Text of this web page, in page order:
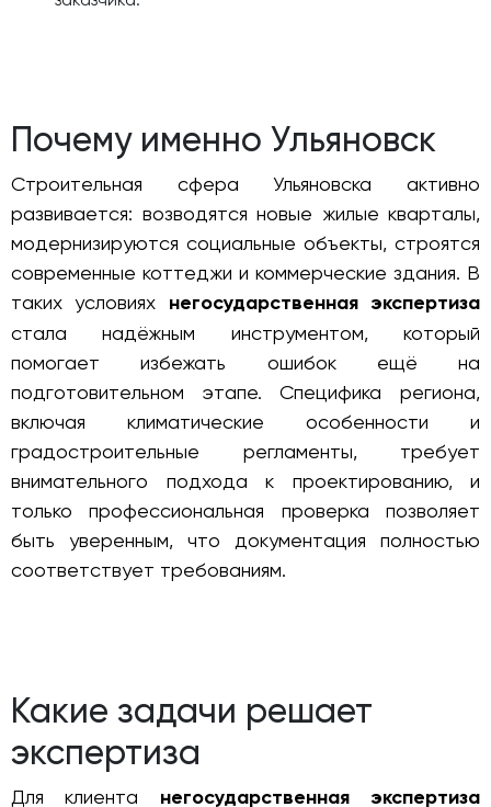
Почему именно Ульяновск
Строительная сфера Ульяновска активно
развивается: возводятся новые жилые кварталы,
модернизируются социальные объекты, строятся
современные коттеджи и коммерческие здания. В
таких условиях негосударственная экспертиза
стала надёжным инструментом, который
помогает избежать ошибок ещё на
подготовительном этапе. Специфика региона,
включая климатические особенности и
градостроительные регламенты, требует
внимательного подхода к проектированию, и
только профессиональная проверка позволяет
быть уверенным, что документация полностью
соответствует требованиям.
Какие задачи решает
экспертиза
Для клиента негосударственная экспертиза